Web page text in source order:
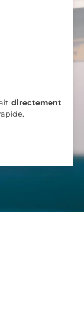
directement